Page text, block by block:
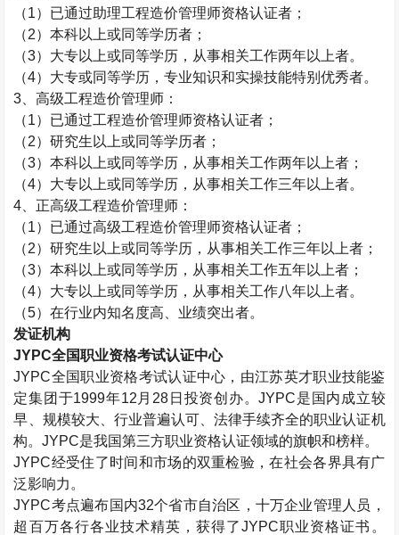
（1）已通过助理工程造价管理师资格认证者；
（2）本科以上或同等学历者；
（3）大专以上或同等学历，从事相关工作两年以上者。
（4）大专或同等学历，专业知识和实操技能特别优秀者。
3 、高级工程造价管理师：
（1）已通过工程造价管理师资格认证者；
（2）研究生以上或同等学历者；
（3）本科以上或同等学历，从事相关工作两年以上者；
（4）大专以上或同等学历，从事相关工作三年以上者。
4 、正高级工程造价管理师：
（1）已通过高级工程造价管理师资格认证者；
（2）研究生以上或同等学历，从事相关工作三年以上者；
（3）本科以上或同等学历，从事相关工作五年以上者；
（4）大专以上或同等学历，从事相关工作八年以上者。
（5）在行业内知名度高、业绩突出者。
发证机构
JYPC全国职业资格考试认证中心
JYPC全国职业资格考试认证中心，由江苏英才职业技能鉴
定集团于1999年12 月 28 日投资创办。JYPC是国内成立较
早、规模较大、行业普遍认可、法律手续齐全的职业认证机
构。JYPC是我国第三方职业资格认证领域的旗帜和榜样。
JYPC经受住了时间和市场的双重检验，在社会各界具有广
泛影响力。
JYPC考点遍布国内32个省市自治区，十万企业管理人员，
超百万各行各业技术精英，获得了JYPC职业资格证书。